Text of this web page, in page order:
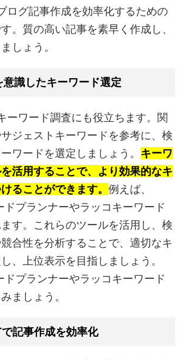
ログ記事作成を効率化するための
。質の高い記事を素早く作成し、
しょう。
意識したキーワード選定
ーワード調査にも役立ちます。関
ジェストキーワードを参考に、検
ワードを選定しましょう。 キーワ
活用することで、より効果的なキ
ることができます。 例えば、
ドプランナーやラッコキーワード
す。これらのツールを活用し、検
合性を分析することで、適切なキ
、上位表示を目指しましょう。
ドプランナーやラッコキーワード
ましょう。
記事作成を効率化